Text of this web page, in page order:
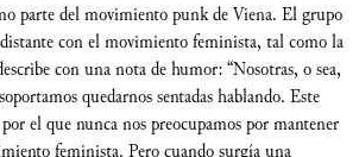
parte del movimiento punk de Viena. El grupo
con el movimiento feminista, tal como la
con una nota de humor: “Nosotras, o sea,
quedarnos sentadas hablando. Este
el que nunca nos preocupamos por mantener